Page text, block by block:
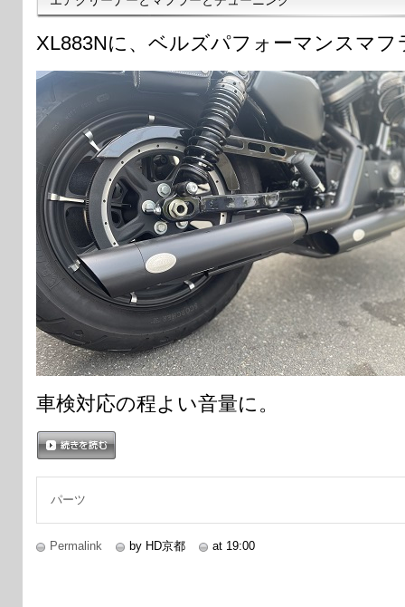
XL883Nに、ベルズパフォーマンスマフ
車検対応の程よい音量に。
パーツ
Permalink by HD京都 at 19:00